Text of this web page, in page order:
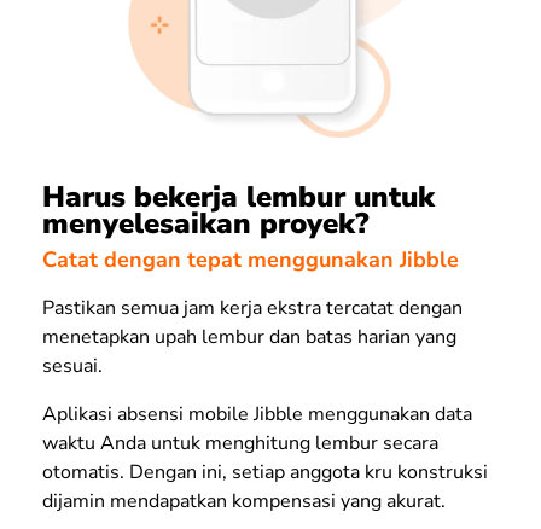
Harus bekerja lembur untuk
menyelesaikan proyek?
Catat dengan tepat menggunakan Jibble
Pastikan semua jam kerja ekstra tercatat dengan
menetapkan upah lembur dan batas harian yang
sesuai.
Aplikasi absensi mobile Jibble menggunakan data
waktu Anda untuk menghitung lembur secara
otomatis. Dengan ini, setiap anggota kru konstruksi
dijamin mendapatkan kompensasi yang akurat.